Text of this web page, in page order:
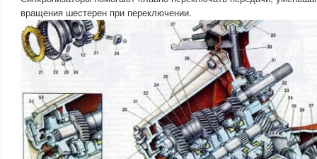
вращения шестерен при переключении.